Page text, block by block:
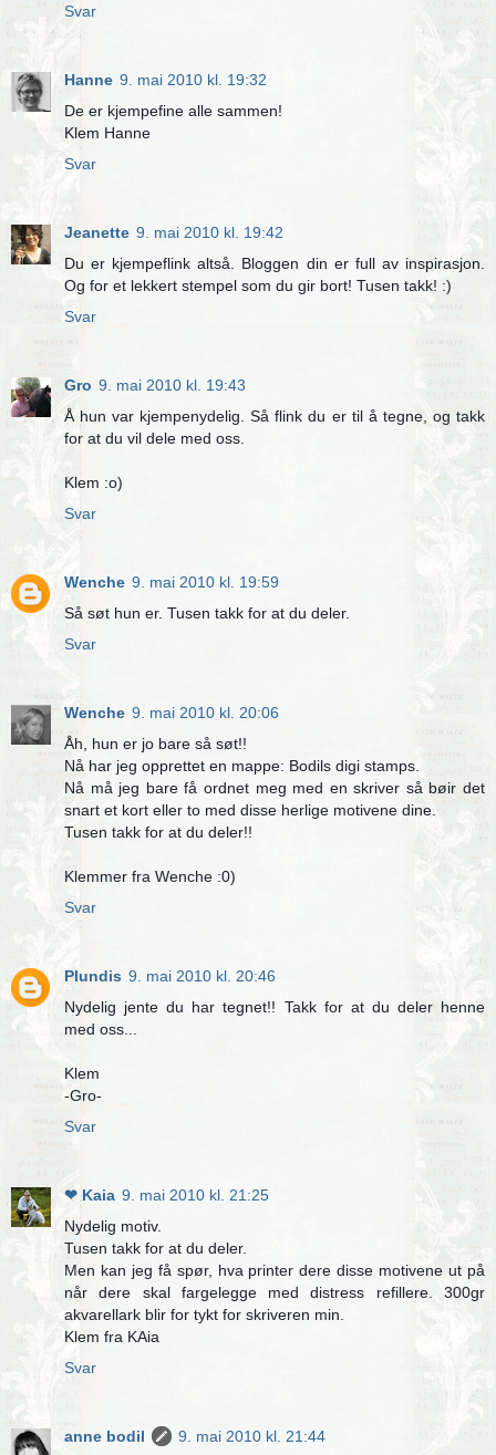
Svar
Hanne 9. mai 2010 kl. 19:32
De er kjempefine alle sammen!
Klem Hanne
Svar
Jeanette 9. mai 2010 kl. 19:42
Du er kjempeflink altså. Bloggen din er full av inspirasjon.
Og for et lekkert stempel som du gir bort! Tusen takk! :)
Svar
Gro 9. mai 2010 kl. 19:43
Å hun var kjempenydelig. Så flink du er til å tegne, og takk
for at du vil dele med oss.
Klem :o)
Svar
Wenche 9. mai 2010 kl. 19:59
Så søt hun er. Tusen takk for at du deler.
Svar
Wenche 9. mai 2010 kl. 20:06
Åh, hun er jo bare så søt!!
Nå har jeg opprettet en mappe: Bodils digi stamps.
Nå må jeg bare få ordnet meg med en skriver så bøir det
snart et kort eller to med disse herlige motivene dine.
Tusen takk for at du deler!!
Klemmer fra Wenche :0)
Svar
Plundis 9. mai 2010 kl. 20:46
Nydelig jente du har tegnet!! Takk for at du deler henne
med oss...
Klem
-Gro-
Svar
❤ Kaia 9. mai 2010 kl. 21:25
Nydelig motiv.
Tusen takk for at du deler.
Men kan jeg få spør, hva printer dere disse motivene ut på
når dere skal fargelegge med distress refillere. 300gr
akvarellark blir for tykt for skriveren min.
Klem fra KAia
Svar
anne bodil 9. mai 2010 kl. 21:44